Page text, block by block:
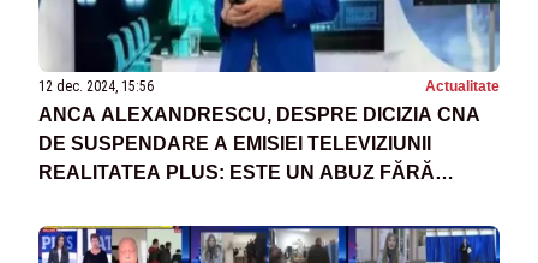
12 dec. 2024, 15:56 Actualitate
ANCA ALEXANDRESCU, DESPRE DICIZIA CNA
DE SUSPENDARE A EMISIEI TELEVIZIUNII
REALITATEA PLUS: ESTE UN ABUZ FĂRĂ
SE MAI PERPETUEZE